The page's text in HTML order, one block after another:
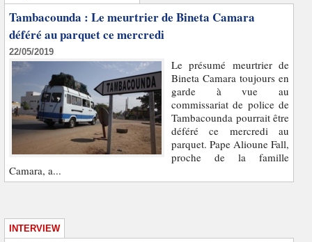
Tambacounda : Le meurtrier de Bineta Camara
déféré au parquet ce mercredi
22/05/2019
Le présumé meurtrier de
Bineta Camara toujours en
garde à vue au
commissariat de police de
Tambacounda pourrait être
déféré ce mercredi au
parquet. Pape Alioune Fall,
proche de la famille
Camara, a...
INTERVIEW